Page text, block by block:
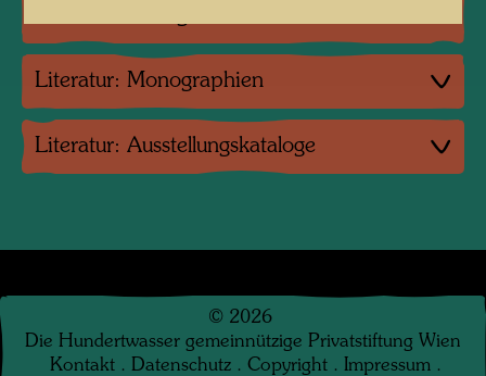
Literatur: Monographien
Literatur: Ausstellungskataloge
© 2026
Die Hundertwasser gemeinnützige Privatstiftung Wien
Kontakt . Datenschutz . Copyright . Impressum .